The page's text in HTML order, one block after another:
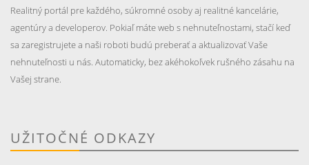
Realitný portál pre každého, súkromné osoby aj realitné kancelárie,
agentúry a developerov. Pokiaľ máte web s nehnuteľnostami, stačí keď
sa zaregistrujete a naši roboti budú preberať a aktualizovať Vaše
nehnuteľnosti u nás. Automaticky, bez akéhokoľvek rušného zásahu na
Vašej strane.
UŽITOČNÉ ODKAZY